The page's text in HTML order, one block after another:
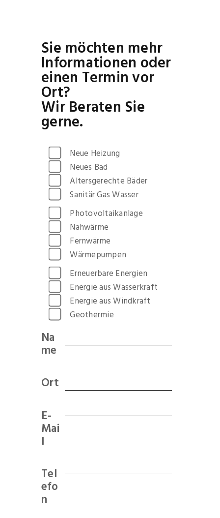
Sie möchten mehr
Informationen oder
einen Termin vor
Ort?
Wir Beraten Sie
gerne.
Neue Heizung
Neues Bad
Altersgerechte Bäder
Sanitär Gas Wasser
Photovoltaikanlage
Nahwärme
Fernwärme
Wärmepumpen
Erneuerbare Energien
Energie aus Wasserkraft
Energie aus Windkraft
Geothermie
Na
me
Ort
E-
Mai
l
Tel
efo
n